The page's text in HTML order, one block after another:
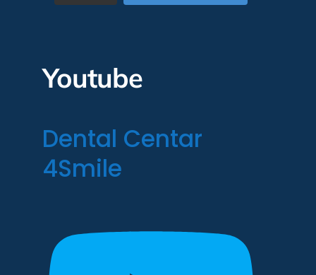
Youtube
Dental Centar
4Smile